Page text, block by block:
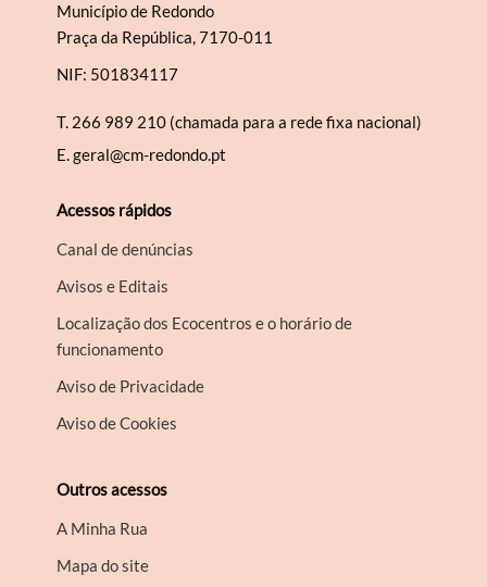
Município de Redondo
Praça da República, 7170-011
NIF: 501834117
T. 266 989 210 (chamada para a rede fixa nacional)
E.geral@cm-redondo.pt
Acessos rápidos
Canal de denúncias
Avisos e Editais
Localização dos Ecocentros e o horário de
funcionamento
Aviso de Privacidade
Aviso de Cookies
Outros acessos
A Minha Rua
Mapa do site